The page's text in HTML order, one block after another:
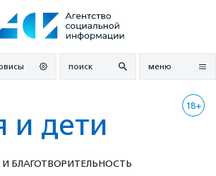
поиск меню
18+
и дети
БЛАГОТВОРИ­ТЕЛЬ­НОСТЬ